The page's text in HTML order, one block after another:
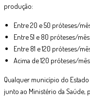
produção:
Entre 20 e 50 próteses/
Entre 51 e 80 próteses/
Entre 81 e 120 próteses/
Acima de 120 próteses/
Qualquer município do Estado
junto ao Ministério da Saúde,